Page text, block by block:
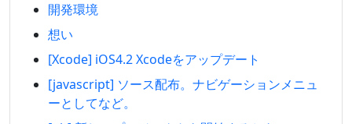
開発環境
想い
[Xcode] iOS4.2 Xcodeをアップデート
[javascript] ソース配布。ナビゲーションメニュ
ーとしてなど。